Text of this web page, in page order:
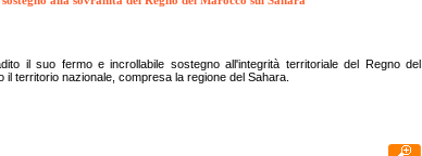
il suo fermo e incrollabile sostegno all'integrità territoriale del Regno del
territorio nazionale, compresa la regione del Sahara.